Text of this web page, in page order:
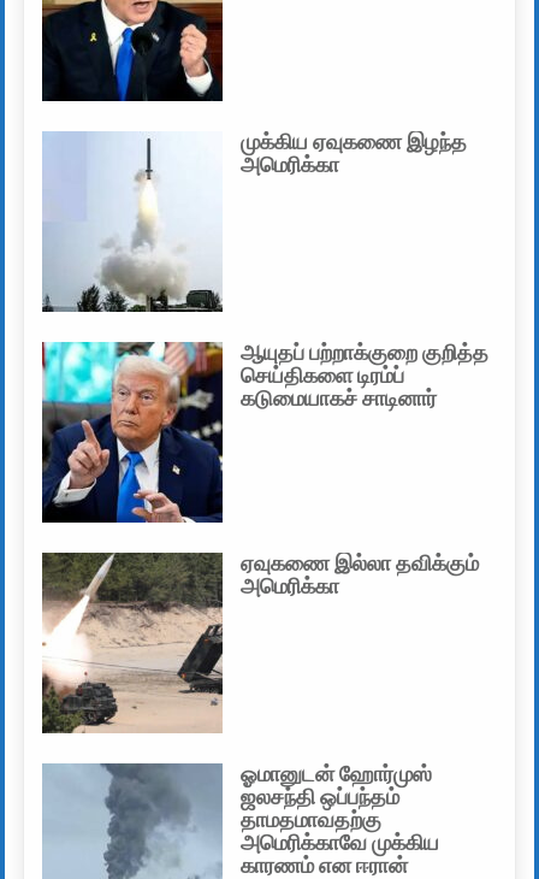
முக்கிய ஏவுகணை இழந்த
அமெரிக்கா
ஆயுதப் பற்றாக்குறை குறித்த
செய்திகளை டிரம்ப்
கடுமையாகச் சாடினார்
ஏவுகணை இல்லா தவிக்கும்
அமெரிக்கா
ஓமானுடன் ஹோர்முஸ்
ஜலசந்தி ஒப்பந்தம்
தாமதமாவதற்கு
அமெரிக்காவே முக்கிய
காரணம் என ஈரான்